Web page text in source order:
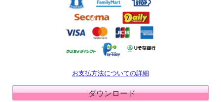
お支払方法についての詳細
ダウンロード